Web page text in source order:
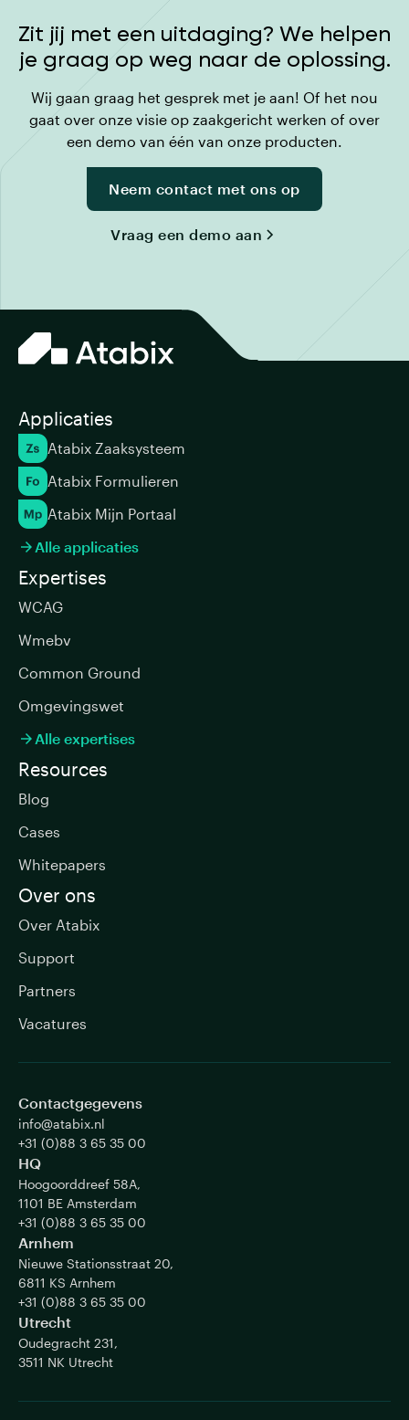
Zit jij met een uitdaging? We helpen
je graag op weg naar de oplossing.
Wij gaan graag het gesprek met je aan! Of het nou
gaat over onze visie op zaakgericht werken of over
een demo van één van onze producten.
Neem contact met ons op
Vraag een demo aan
Contactgegevens
info@atabix.nl
+31 (0)88 3 65 35 00
HQ
Hoogoorddreef 58A,
1101 BE Amsterdam
+31 (0)88 3 65 35 00
Arnhem
Nieuwe Stationsstraat 20,
6811 KS Arnhem
+31 (0)88 3 65 35 00
Utrecht
Oudegracht 231,
3511 NK Utrecht
Applicaties
Atabix Zaaksysteem
Atabix Formulieren
Atabix Mijn Portaal
 Alle applicaties
Expertises
WCAG
Wmebv
Common Ground
Omgevingswet
 Alle expertises
Resources
Blog
Cases
Whitepapers
Over ons
Over Atabix
Support
Partners
Vacatures